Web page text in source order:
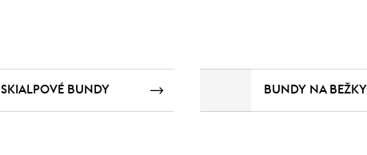
SKIALPOVÉ BUNDY BUNDY NA BEŽKY